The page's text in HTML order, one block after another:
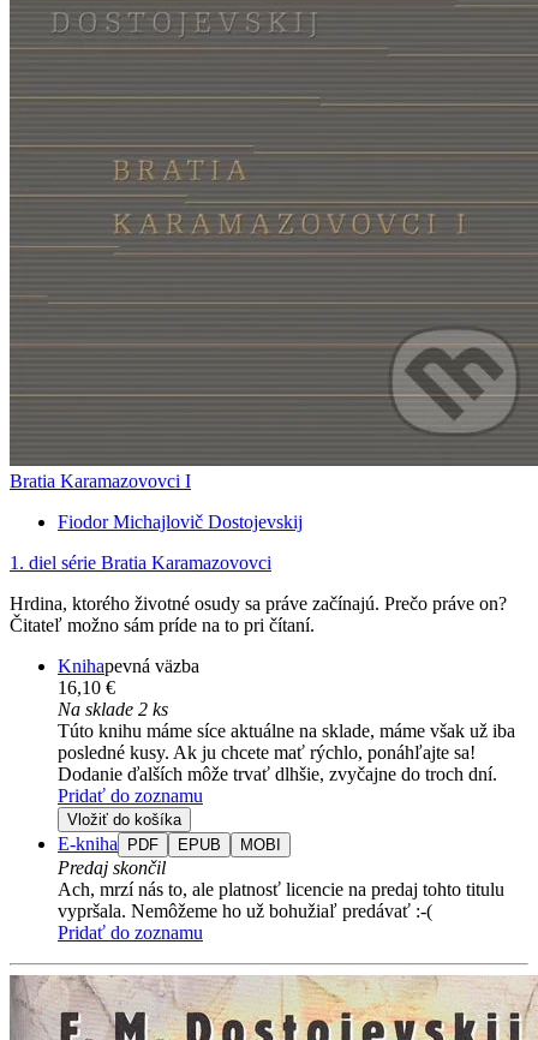
Bratia Karamazovovci I
Fiodor Michajlovič Dostojevskij
1. diel série Bratia Karamazovovci
Hrdina, ktorého životné osudy sa práve začínajú. Prečo práve on?
Čitateľ možno sám príde na to pri čítaní.
Knihapevná väzba
16,10 €
Na sklade 2 ks
Túto knihu máme síce aktuálne na sklade, máme však už iba
posledné kusy. Ak ju chcete mať rýchlo, ponáhľajte sa!
Dodanie ďalších môže trvať dlhšie, zvyčajne do troch dní.
Pridať do zoznamu
Vložiť do košíka
E-kniha PDF EPUB MOBI
Predaj skončil
Ach, mrzí nás to, ale platnosť licencie na predaj tohto titulu
vypršala. Nemôžeme ho už bohužiaľ predávať :-(
Pridať do zoznamu